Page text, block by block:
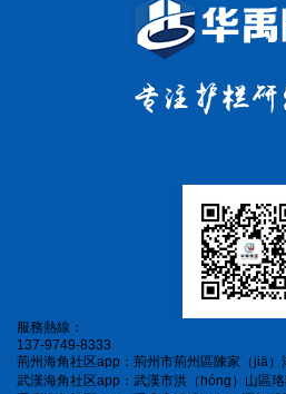
服務熱線：
137-9749-8333
荊州海角社区app：荊州市荊州區陳家（jiā）
武漢海角社区app：武漢市洪（hóng）山區